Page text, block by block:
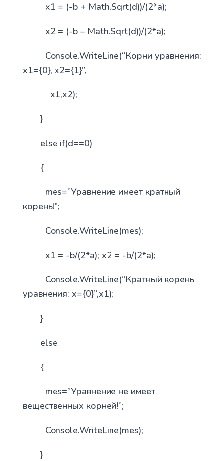
x1 = (-b + Math.Sqrt(d))/(2*a);
x2 = (-b – Math.Sqrt(d))/(2*a);
Console.WriteLine(“Корни уравнения:
x1={0}, x2={1}”,
x1,x2);
}
else if(d==0)
{
mes=”Уравнение имеет кратный
корень!”;
Console.WriteLine(mes);
x1 = -b/(2*a); x2 = -b/(2*a);
Console.WriteLine(“Кратный корень
уравнения: x={0}”,x1);
}
else
{
mes=”Уравнение не имеет
вещественных корней!”;
Console.WriteLine(mes);
}